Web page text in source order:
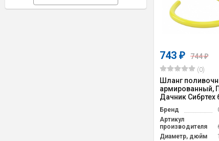
743₽ 744₽
(0)
Шланг
армированный,
Дачник Сибртех
Бренд
Артикул
производителя
Диаметр, дюйм